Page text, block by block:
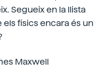
Segueix en la llista
els físics encara és un
Maxwell